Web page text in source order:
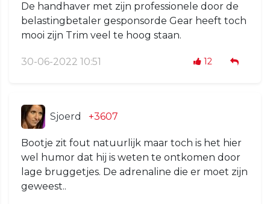
De handhaver met zijn professionele door de
belastingbetaler gesponsorde Gear heeft toch
mooi zijn Trim veel te hoog staan.
30-06-2022 10:51 12
Sjoerd +3607
Bootje zit fout natuurlijk maar toch is het hier
wel humor dat hij is weten te ontkomen door
lage bruggetjes. De adrenaline die er moet zijn
geweest..